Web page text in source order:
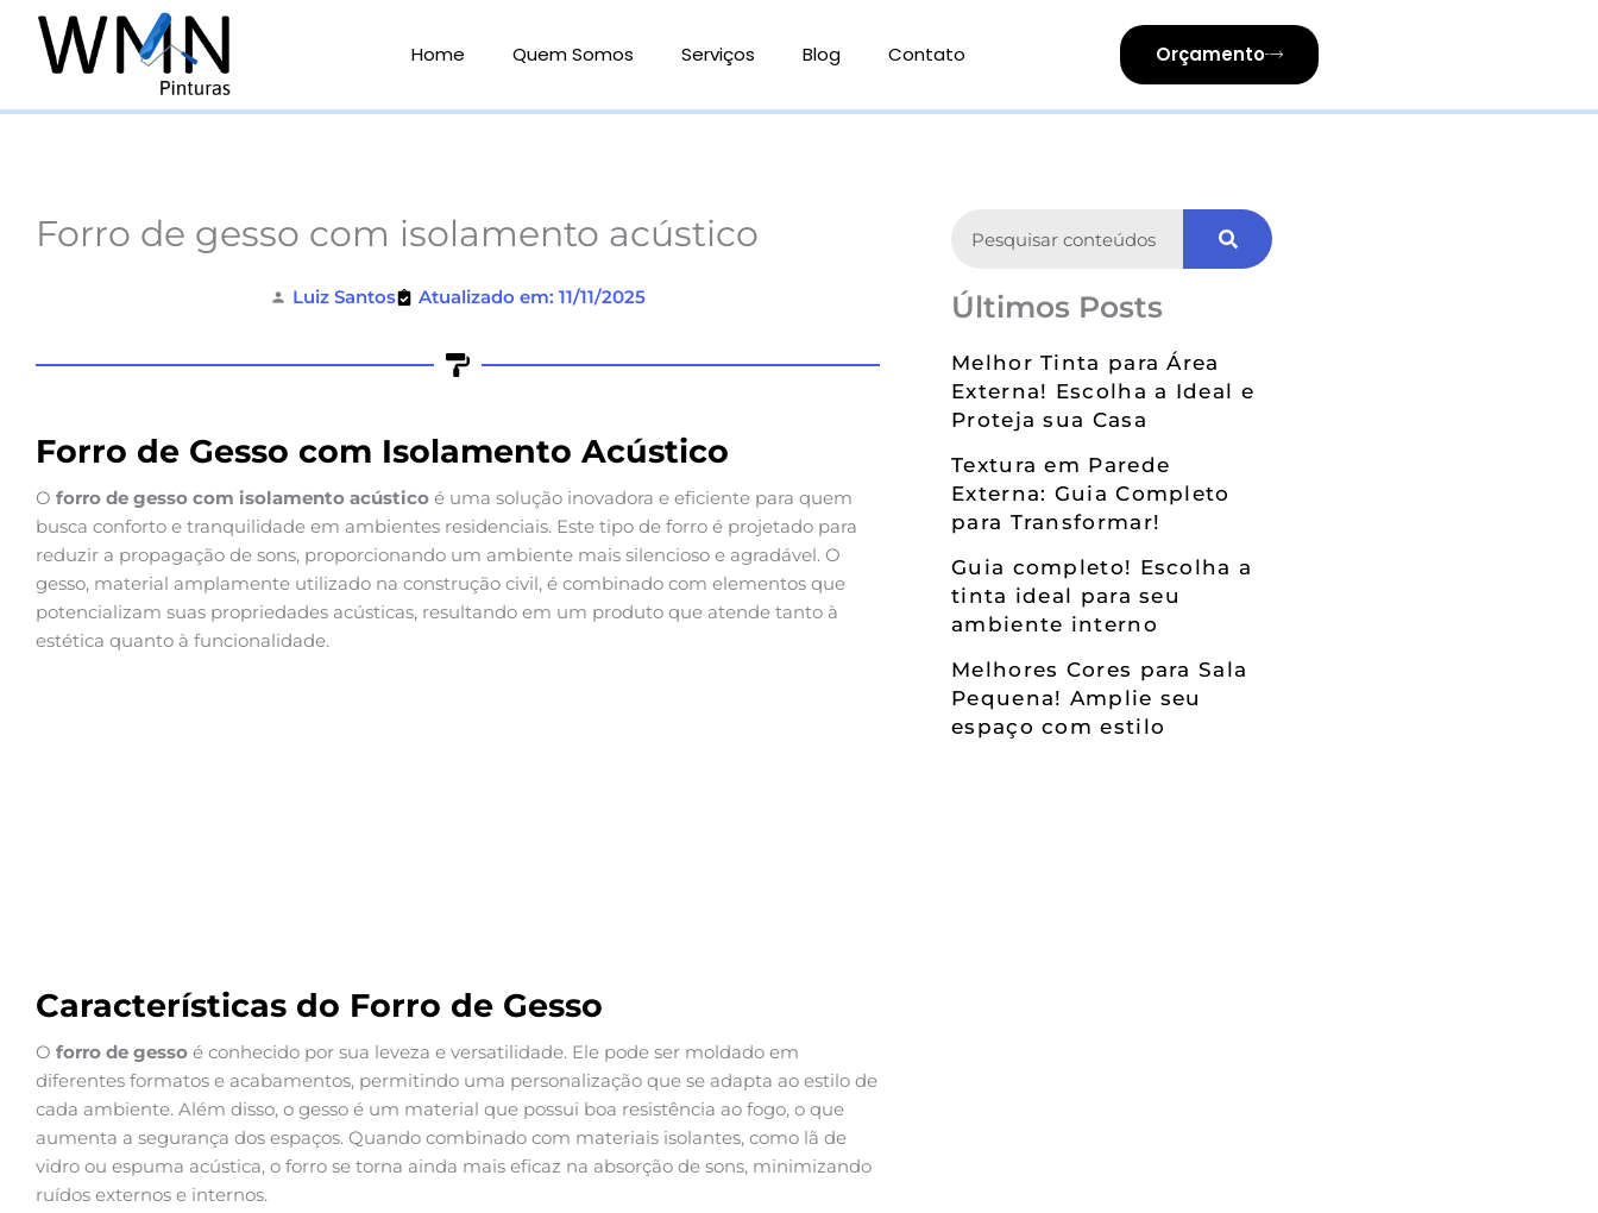
Home Quem Somos Serviços Blog Contato Orçamento
Forro de gesso com isolamento acústico
Luiz Santos Atualizado em: 11/11/2025
Forro de Gesso com Isolamento Acústico
O forro de gesso com isolamento acústico é uma solução inovadora e eficiente para quem
busca conforto e tranquilidade em ambientes residenciais. Este tipo de forro é projetado para
reduzir a propagação de sons, proporcionando um ambiente mais silencioso e agradável. O
gesso, material amplamente utilizado na construção civil, é combinado com elementos que
potencializam suas propriedades acústicas, resultando em um produto que atende tanto à
estética quanto à funcionalidade.
Características do Forro de Gesso
O forro de gesso é conhecido por sua leveza e versatilidade. Ele pode ser moldado em
diferentes formatos e acabamentos, permitindo uma personalização que se adapta ao estilo de
cada ambiente. Além disso, o gesso é um material que possui boa resistência ao fogo, o que
aumenta a segurança dos espaços. Quando combinado com materiais isolantes, como lã de
vidro ou espuma acústica, o forro se torna ainda mais eficaz na absorção de sons, minimizando
ruídos externos e internos.
Últimos Posts
Melhor Tinta para Área
Externa! Escolha a Ideal e
Proteja sua Casa
Textura em Parede
Externa: Guia Completo
para Transformar!
Guia completo! Escolha a
tinta ideal para seu
ambiente interno
Melhores Cores para Sala
Pequena! Amplie seu
espaço com estilo